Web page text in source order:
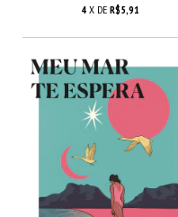
4 X DE R$5,91